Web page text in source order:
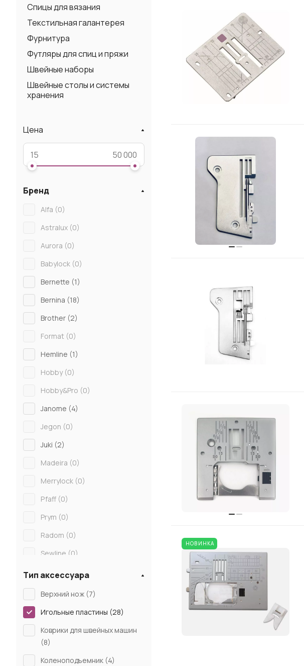
НОВИНКА
Спицы для вязания
Текстильная галантерея
Фурнитура
Футляры для спиц и пряжи
Швейные наборы
Швейные столы и системы
хранения
Цена
Бренд
Alfa (0)
Astralux (0)
Aurora (0)
Babylock (0)
Bernette (1)
Bernina (18)
Brother (2)
Format (0)
Hemline (1)
Hobby (0)
Hobby&Pro (0)
Janome (4)
Jegon (0)
Juki (2)
Madeira (0)
Merrylock (0)
Pfaff (0)
Prym (0)
Radom (0)
Sewline (0)
Sewparts (0)
Siliconi (0
Singer (
Tur 2 (
Veritas (
Тип аксессуара
Верхний нож (7)
Игольные пластины (28)
Коврики для швейных машин
(8)
Коленоподъемник (4)